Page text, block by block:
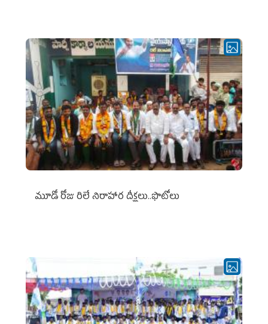
మూడో రోజు రిలే నిరాహార దీక్షలు..ఫొటోలు